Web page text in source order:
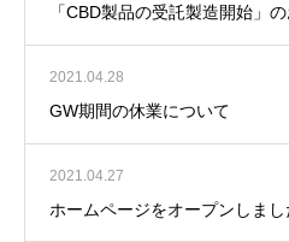
「CBD製品の受託製造開始」
2021.04.28
GW期間の休業について
2021.04.27
ホームページをオープンしまし